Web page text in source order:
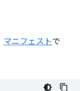
マニフェストで